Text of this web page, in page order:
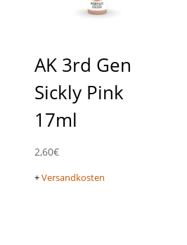
AK 3rd Gen
Sickly Pink
17ml
2,60€
+Versandkosten